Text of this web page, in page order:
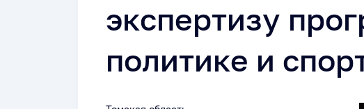
экспертизу
политике и